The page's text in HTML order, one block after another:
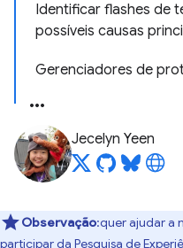
Identificar flashes de
possíveis causas
Gerenciadores de
Jecelyn Yeen
Observação:quer ajudar a
participar da Pesquisa de